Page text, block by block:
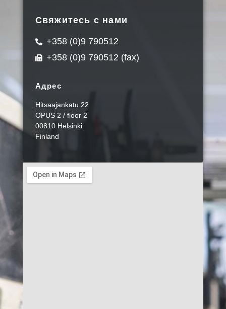
Свяжитесь с нами
+358 (0)9 790512
+358 (0)9 790512 (fax)
Адрес
Hitsaajankatu 22
OPUS 2 / floor 2
00810 Helsinki
Finland